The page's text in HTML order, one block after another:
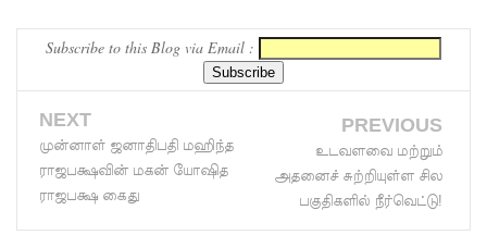
கொழும்பு
விமான
சேவை
Subscribe to this Blog via Email :
NEXT
முன்னாள் ஜனாதிபதி மஹிந்த
ராஜபக்ஷவின் மகன் யோஷித
ராஜபக்ஷ கைது
PREVIOUS
உடவளவை மற்றும்
அதனைச் சுற்றியுள்ள சில
பகுதிகளில் நீர்வெட்டு!